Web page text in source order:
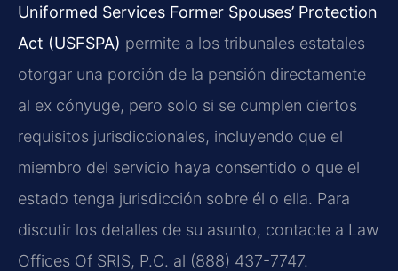
Uniformed Services Former Spouses’ Protection
Act (USFSPA) permite a los tribunales estatales
otorgar una porción de la pensión directamente
al ex cónyuge, pero solo si se cumplen ciertos
requisitos jurisdiccionales, incluyendo que el
miembro del servicio haya consentido o que el
estado tenga jurisdicción sobre él o ella. Para
discutir los detalles de su asunto, contacte a Law
Offices Of SRIS, P.C. al (888) 437-7747.